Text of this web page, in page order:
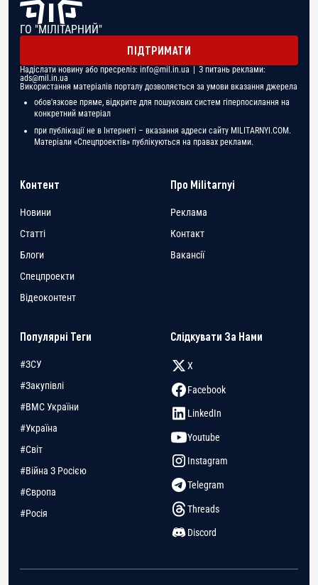
ГО "МІЛІТАРНИЙ"
ПІДТРИМАТИ
Надіслати новину або пресреліз: info@mil.in.ua | З питань реклами:
ads@mil.in.ua
Використання матеріалів порталу дозволяється за умови вказання джерела
обов'язкове пряме, відкрите для пошукових систем гіперпосилання на
конкретний матеріал
при публікації не в Інтернеті – вказання адреси сайту MILITARNYI.COM.
Матеріали «Спецпроектів» публікуються на правах реклами.
Контент
Новини
Статті
Блоги
Спецпроекти
Відеоконтент
Про Militarnyi
Реклама
Контакт
Вакансії
Популярні Теги
#ЗСУ
#Закупівлі
#ВМС України
#Україна
#Світ
#Війна З Росією
#Європа
#Росія
Слідкувати За Нами
X
Facebook
LinkedIn
Youtube
Instagram
Telegram
Threads
Discord